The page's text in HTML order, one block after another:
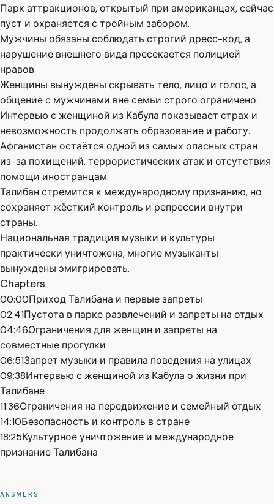
Парк аттракционов, открытый при американцах, сейчас
пуст и охраняется с тройным забором.
Мужчины обязаны соблюдать строгий дресс-код, а
нарушение внешнего вида пресекается полицией
нравов.
Женщины вынуждены скрывать тело, лицо и голос, а
общение с мужчинами вне семьи строго ограничено.
Интервью с женщиной из Кабула показывает страх и
невозможность продолжать образование и работу.
Афганистан остаётся одной из самых опасных стран
из-за похищений, террористических атак и отсутствия
помощи иностранцам.
Талибан стремится к международному признанию, но
сохраняет жёсткий контроль и репрессии внутри
страны.
Национальная традиция музыки и культуры
практически уничтожена, многие музыканты
вынуждены эмигрировать.
Chapters
00:00Приход Талибана и первые запреты
02:41Пустота в парке развлечений и запреты на отдых
04:46Ограничения для женщин и запреты на
совместные прогулки
06:51Запрет музыки и правила поведения на улицах
09:38Интервью с женщиной из Кабула о жизни при
Талибане
11:36Ограничения на передвижение и семейный отдых
14:10Безопасность и контроль в стране
18:25Культурное уничтожение и международное
признание Талибана
ANSWERS